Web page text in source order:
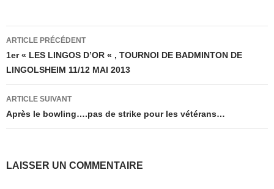
Navigation
des
articles
ARTICLE PRÉCÉDENT
1er « LES LINGOS D’OR « , TOURNOI DE BADMINTON DE
LINGOLSHEIM 11/12 MAI 2013
ARTICLE SUIVANT
Après le bowling….pas de strike pour les vétérans…
LAISSER UN COMMENTAIRE